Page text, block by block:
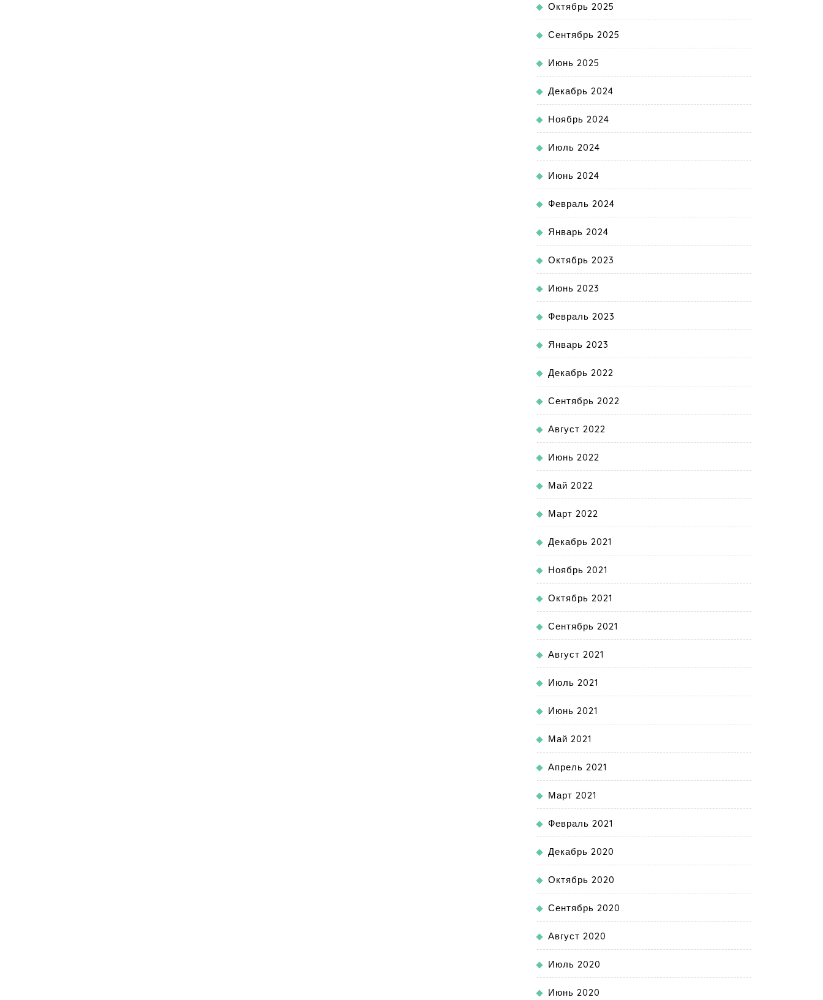
Октябрь 2025
Сентябрь 2025
Июнь 2025
Декабрь 2024
Ноябрь 2024
Июль 2024
Июнь 2024
Февраль 2024
Январь 2024
Октябрь 2023
Июнь 2023
Февраль 2023
Январь 2023
Декабрь 2022
Сентябрь 2022
Август 2022
Июнь 2022
Май 2022
Март 2022
Декабрь 2021
Ноябрь 2021
Октябрь 2021
Сентябрь 2021
Август 2021
Июль 2021
Июнь 2021
Май 2021
Апрель 2021
Март 2021
Февраль 2021
Декабрь 2020
Октябрь 2020
Сентябрь 2020
Август 2020
Июль 2020
Июнь 2020